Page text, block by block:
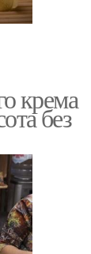
крема
без